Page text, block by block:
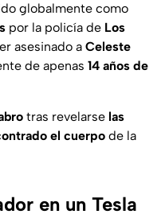
globalmente como
por la policía de Los
asesinado a Celeste
de apenas 14 años de
tras revelarse las
el cuerpo de la
en un Tesla